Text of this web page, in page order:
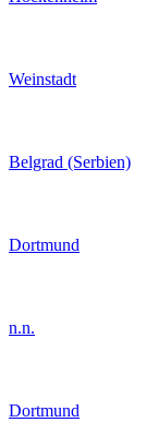
Weinstadt
Belgrad (Serbien)
Dortmund
n.n.
Dortmund